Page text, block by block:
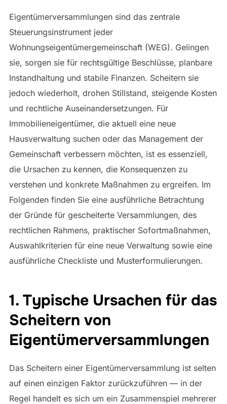
Eigentümerversammlungen sind das zentrale
Steuerungsinstrument jeder
Wohnungseigentümergemeinschaft (WEG). Gelingen
sie, sorgen sie für rechtsgültige Beschlüsse, planbare
Instandhaltung und stabile Finanzen. Scheitern sie
jedoch wiederholt, drohen Stillstand, steigende Kosten
und rechtliche Auseinandersetzungen. Für
Immobilieneigentümer, die aktuell eine neue
Hausverwaltung suchen oder das Management der
Gemeinschaft verbessern möchten, ist es essenziell,
die Ursachen zu kennen, die Konsequenzen zu
verstehen und konkrete Maßnahmen zu ergreifen. Im
Folgenden finden Sie eine ausführliche Betrachtung
der Gründe für gescheiterte Versammlungen, des
rechtlichen Rahmens, praktischer Sofortmaßnahmen,
Auswahlkriterien für eine neue Verwaltung sowie eine
ausführliche Checkliste und Musterformulierungen.
1. Typische Ursachen für das
Scheitern von
Eigentümerversammlungen
Das Scheitern einer Eigentümerversammlung ist selten
auf einen einzigen Faktor zurückzuführen — in der
Regel handelt es sich um ein Zusammenspiel mehrerer